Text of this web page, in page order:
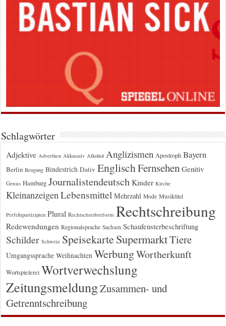
Schlagwörter
Adjektive Adverbien Akkusativ Alkohol Anglizismen Apostroph Bayern
Berlin Beugung Bindestrich Dativ EnglischFernsehen Genitiv
Genus Hamburg Journalistendeutsch Kinder Kirche
Kleinanzeigen Lebensmittel Mehrzahl Mode Musiktitel
Perfektpartizipien Plural Rechtschreibreform Rechtschreibung
Redewendungen Regionalsprache Sachsen Schaufensterbeschriftung
Schilder Schweiz Speisekarte SupermarktTiere
Umgangssprache Weihnachten WerbungWortherkunft
Wortspielerei Wortverwechslung
ZeitungsmeldungZusammen- und
Getrenntschreibung